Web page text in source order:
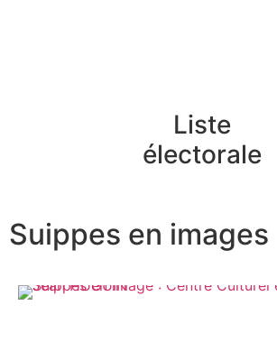
Liste
électorale
Suippes en images